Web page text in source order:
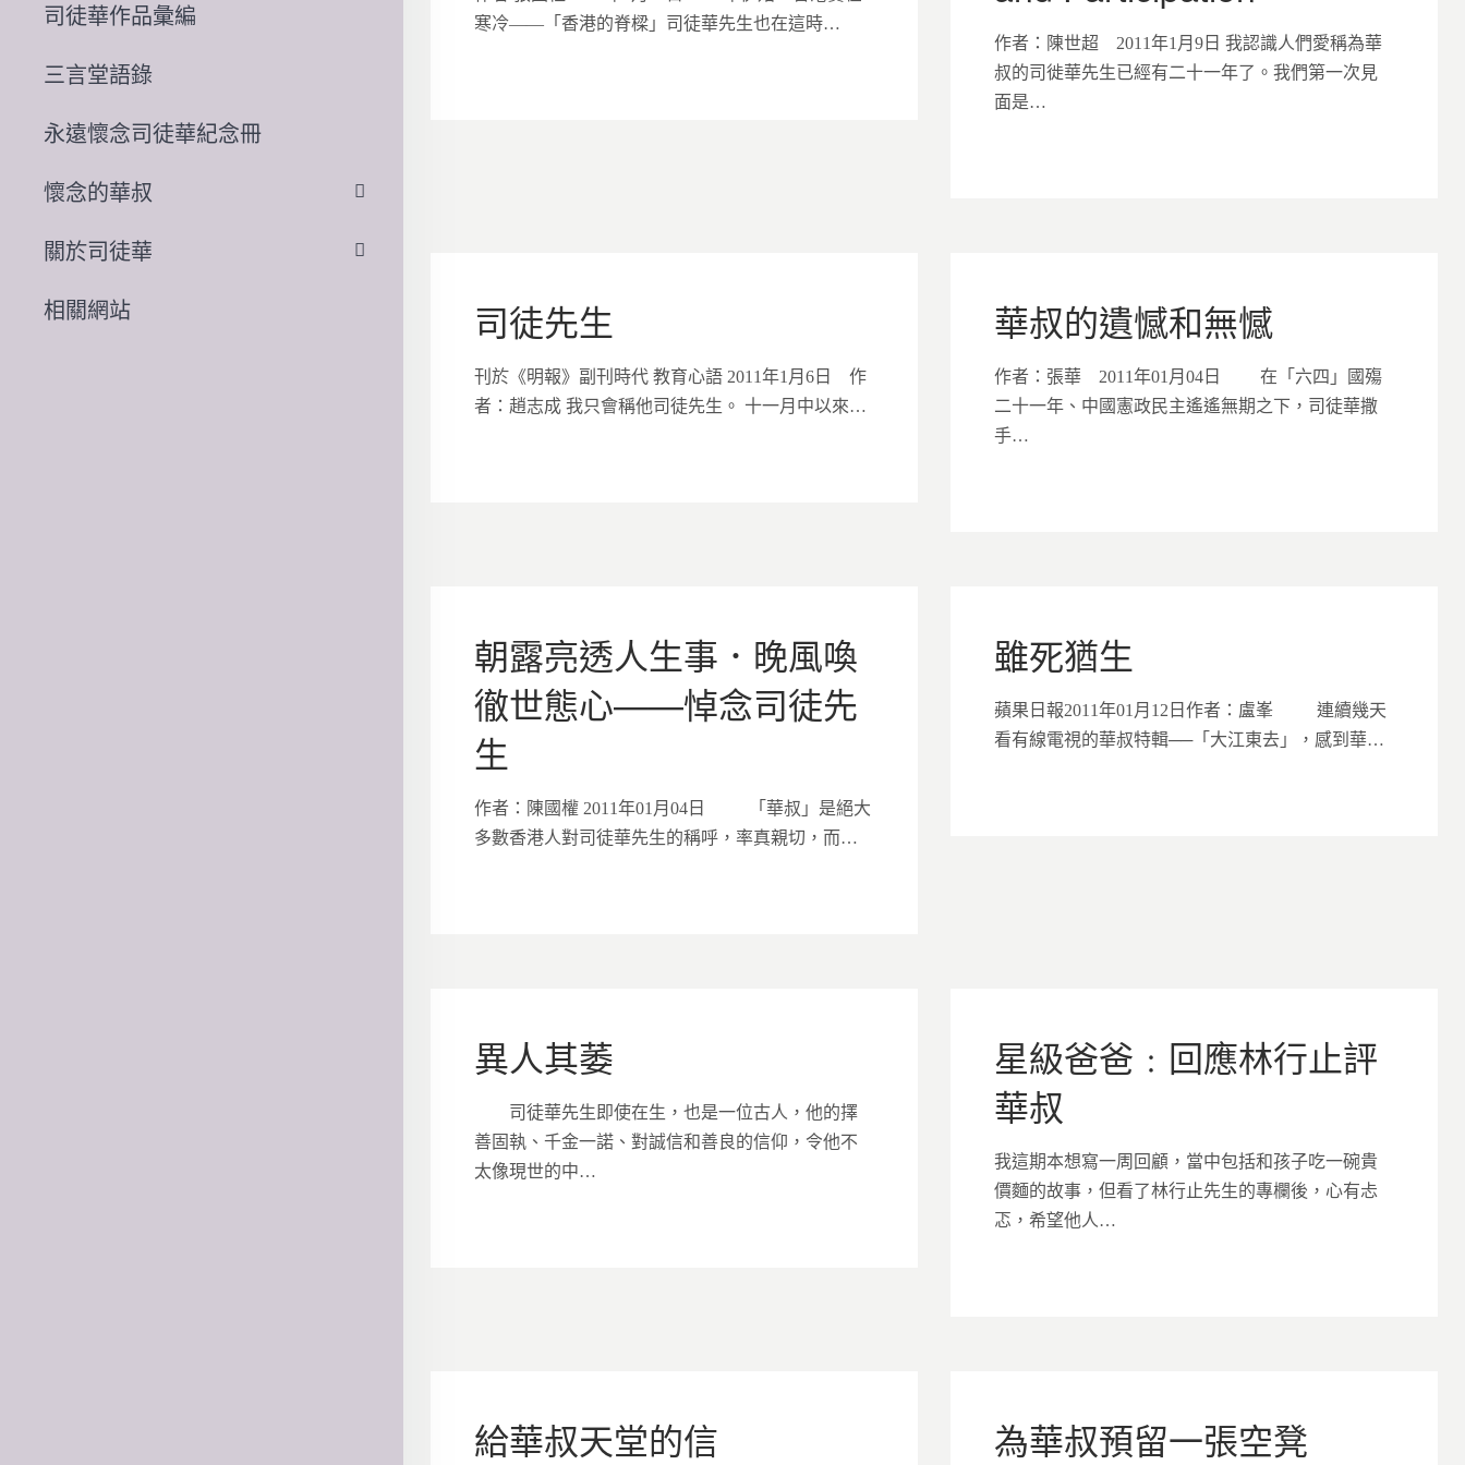
司徒華作品彙編
三言堂語錄
永遠懷念司徒華紀念冊
懷念的華叔
關於司徒華
相關網站
寒冷——「香港的脊樑」司徒華先生也在這時…
作者：陳世超 2011年1月9日 我認識人們愛稱為華
叔的司徙華先生已經有二十一年了。我們第一次見
面是…
司徒先生
刊於《明報》副刊時代 教育心語 2011年1月6日 作
者：趙志成 我只會稱他司徒先生。 十一月中以來…
華叔的遺憾和無憾
作者：張華 2011年01月04日 在「六四」國殤
二十一年、中國憲政民主遙遙無期之下，司徒華撒
手…
朝露亮透人生事．晚風喚
徹世態心——悼念司徒先
生
作者：陳國權 2011年01月04日 「華叔」是絕大
多數香港人對司徒華先生的稱呼，率真親切，而…
雖死猶生
蘋果日報2011年01月12日作者：盧峯 連續幾天
看有線電視的華叔特輯──「大江東去」，感到華…
異人其萎
司徒華先生即使在生，也是一位古人，他的擇
善固執、千金一諾、對誠信和善良的信仰，令他不
太像現世的中…
星級爸爸﹕回應林行止評
華叔
我這期本想寫一周回顧，當中包括和孩子吃一碗貴
價麵的故事，但看了林行止先生的專欄後，心有忐
忑，希望他人…
給華叔天堂的信 為華叔預留一張空凳